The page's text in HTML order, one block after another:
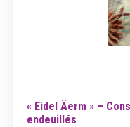
« Eidel Äerm » –
endeuillés